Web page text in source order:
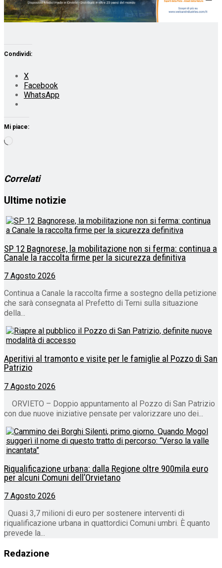
Condividi:
X
Facebook
WhatsApp
Mi piace:
Correlati
Ultime notizie
SP 12 Bagnorese, la mobilitazione non si ferma: continua a
Canale la raccolta firme per la sicurezza definitiva
7 Agosto 2026
Continua a Canale la raccolta firme a sostegno della petizione
che sarà consegnata al Prefetto di Terni sulla situazione
della...
Aperitivi al tramonto e visite per le famiglie al Pozzo di San
Patrizio
7 Agosto 2026
ORVIETO – Doppio appuntamento al Pozzo di San Patrizio
con due nuove iniziative pensate per valorizzare uno dei...
Riqualificazione urbana: dalla Regione oltre 900mila euro
per alcuni Comuni dell’Orvietano
7 Agosto 2026
Quasi 3,7 milioni di euro per sostenere interventi di
riqualificazione urbana in quattordici Comuni umbri. È quanto
prevede la...
Redazione